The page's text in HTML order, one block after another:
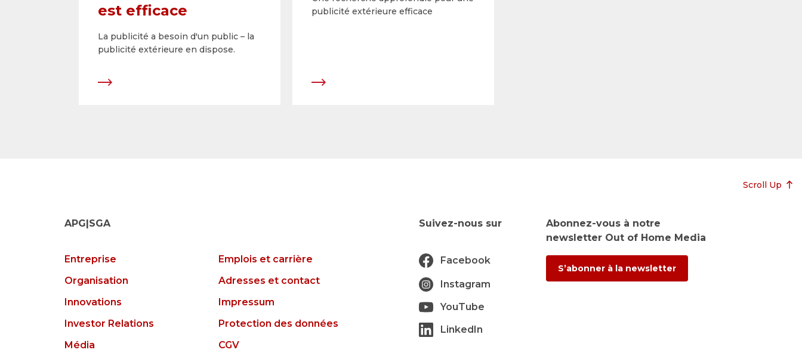
est efficace
La publicité a besoin d'un public – la
publicité extérieure en dispose.
publicité extérieure efficace
Scroll Up
APG|SGA
Entreprise
Emplois et carrière
Organisation
Adresses et contact
Innovations
Impressum
Investor Relations
Protection des données
Média
CGV
Suivez-nous sur
Facebook
Instagram
YouTube
LinkedIn
Abonnez-vous à notre
newsletter Out of Home Media
S’abonner à la newsletter